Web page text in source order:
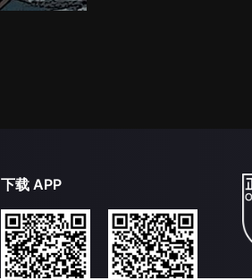
下载 APP